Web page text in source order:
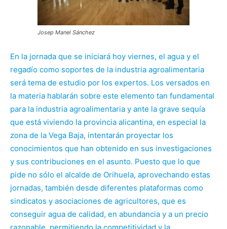
Josep Manel Sánchez
En la jornada que se iniciará hoy viernes, el agua y el
regadío como soportes de la industria agroalimentaria
será tema de estudio por los expertos. Los versados en
la materia hablarán sobre este elemento tan fundamental
para la industria agroalimentaria y ante la grave sequía
que está viviendo la provincia alicantina, en especial la
zona de la Vega Baja, intentarán proyectar los
conocimientos que han obtenido en sus investigaciones
y sus contribuciones en el asunto. Puesto que lo que
pide no sólo el alcalde de Orihuela, aprovechando estas
jornadas, también desde diferentes plataformas como
sindicatos y asociaciones de agricultores, que es
conseguir agua de calidad, en abundancia y a un precio